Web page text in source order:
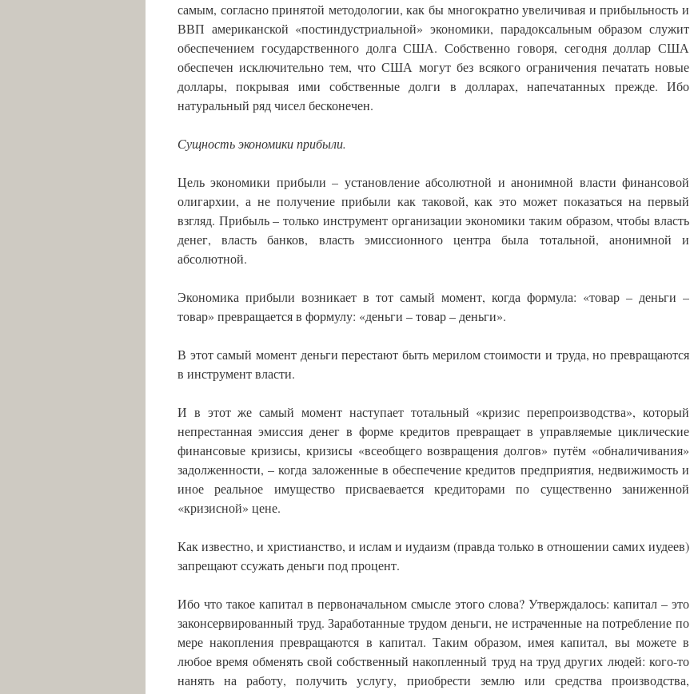
самым, согласно принятой методологии, как бы многократно увеличивая и прибыльность и
ВВП американской «постиндустриальной» экономики, парадоксальным образом служит
обеспечением государственного долга США. Собственно говоря, сегодня доллар США
обеспечен исключительно тем, что США могут без всякого ограничения печатать новые
доллары, покрывая ими собственные долги в долларах, напечатанных прежде. Ибо
натуральный ряд чисел бесконечен.
Сущность экономики прибыли.
Цель экономики прибыли – установление абсолютной и анонимной власти финансовой
олигархии, а не получение прибыли как таковой, как это может показаться на первый
взгляд. Прибыль – только инструмент организации экономики таким образом, чтобы власть
денег, власть банков, власть эмиссионного центра была тотальной, анонимной и
абсолютной.
Экономика прибыли возникает в тот самый момент, когда формула: «товар – деньги –
товар» превращается в формулу: «деньги – товар – деньги».
В этот самый момент деньги перестают быть мерилом стоимости и труда, но превращаются
в инструмент власти.
И в этот же самый момент наступает тотальный «кризис перепроизводства», который
непрестанная эмиссия денег в форме кредитов превращает в управляемые циклические
финансовые кризисы, кризисы «всеобщего возвращения долгов» путём «обналичивания»
задолженности, – когда заложенные в обеспечение кредитов предприятия, недвижимость и
иное реальное имущество присваевается кредиторами по существенно заниженной
«кризисной» цене.
Как известно, и христианство, и ислам и иудаизм (правда только в отношении самих иудеев)
запрещают ссужать деньги под процент.
Ибо что такое капитал в первоначальном смысле этого слова? Утверждалось: капитал – это
законсервированный труд. Заработанные трудом деньги, не истраченные на потребление по
мере накопления превращаются в капитал. Таким образом, имея капитал, вы можете в
любое время обменять свой собственный накопленный труд на труд других людей: кого-то
нанять на работу, получить услугу, приобрести землю или средства производства,